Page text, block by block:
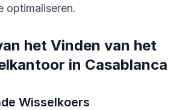
optimaliseren.
het Vinden van het
in Casablanca
Wisselkoers